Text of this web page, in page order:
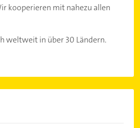
kooperieren mit nahezu allen
weltweit in über 30 Ländern.